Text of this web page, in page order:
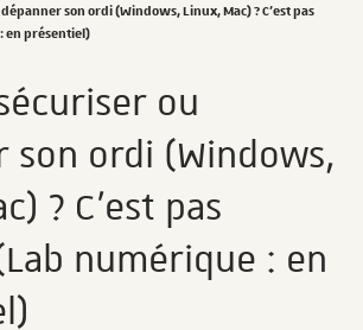
son ordi (Windows, Linux, Mac) ? C’est pas
en présentiel)
ou
son ordi (Windows,
? C’est pas
numérique : en